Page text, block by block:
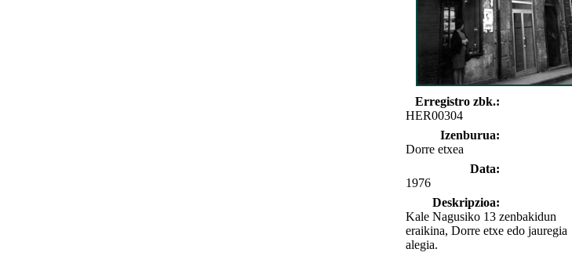
Erregistro zbk.:
HER00304
Izenburua:
Dorre etxea
Data:
1976
Deskripzioa:
Kale Nagusiko 13 zenbakidun
eraikina, Dorre etxe edo jauregia
alegia.